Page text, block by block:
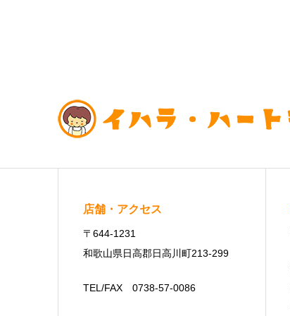
店舗・アクセス
〒644-1231
和歌山県日高郡日高川町213-299
TEL/FAX 0738-57-0086